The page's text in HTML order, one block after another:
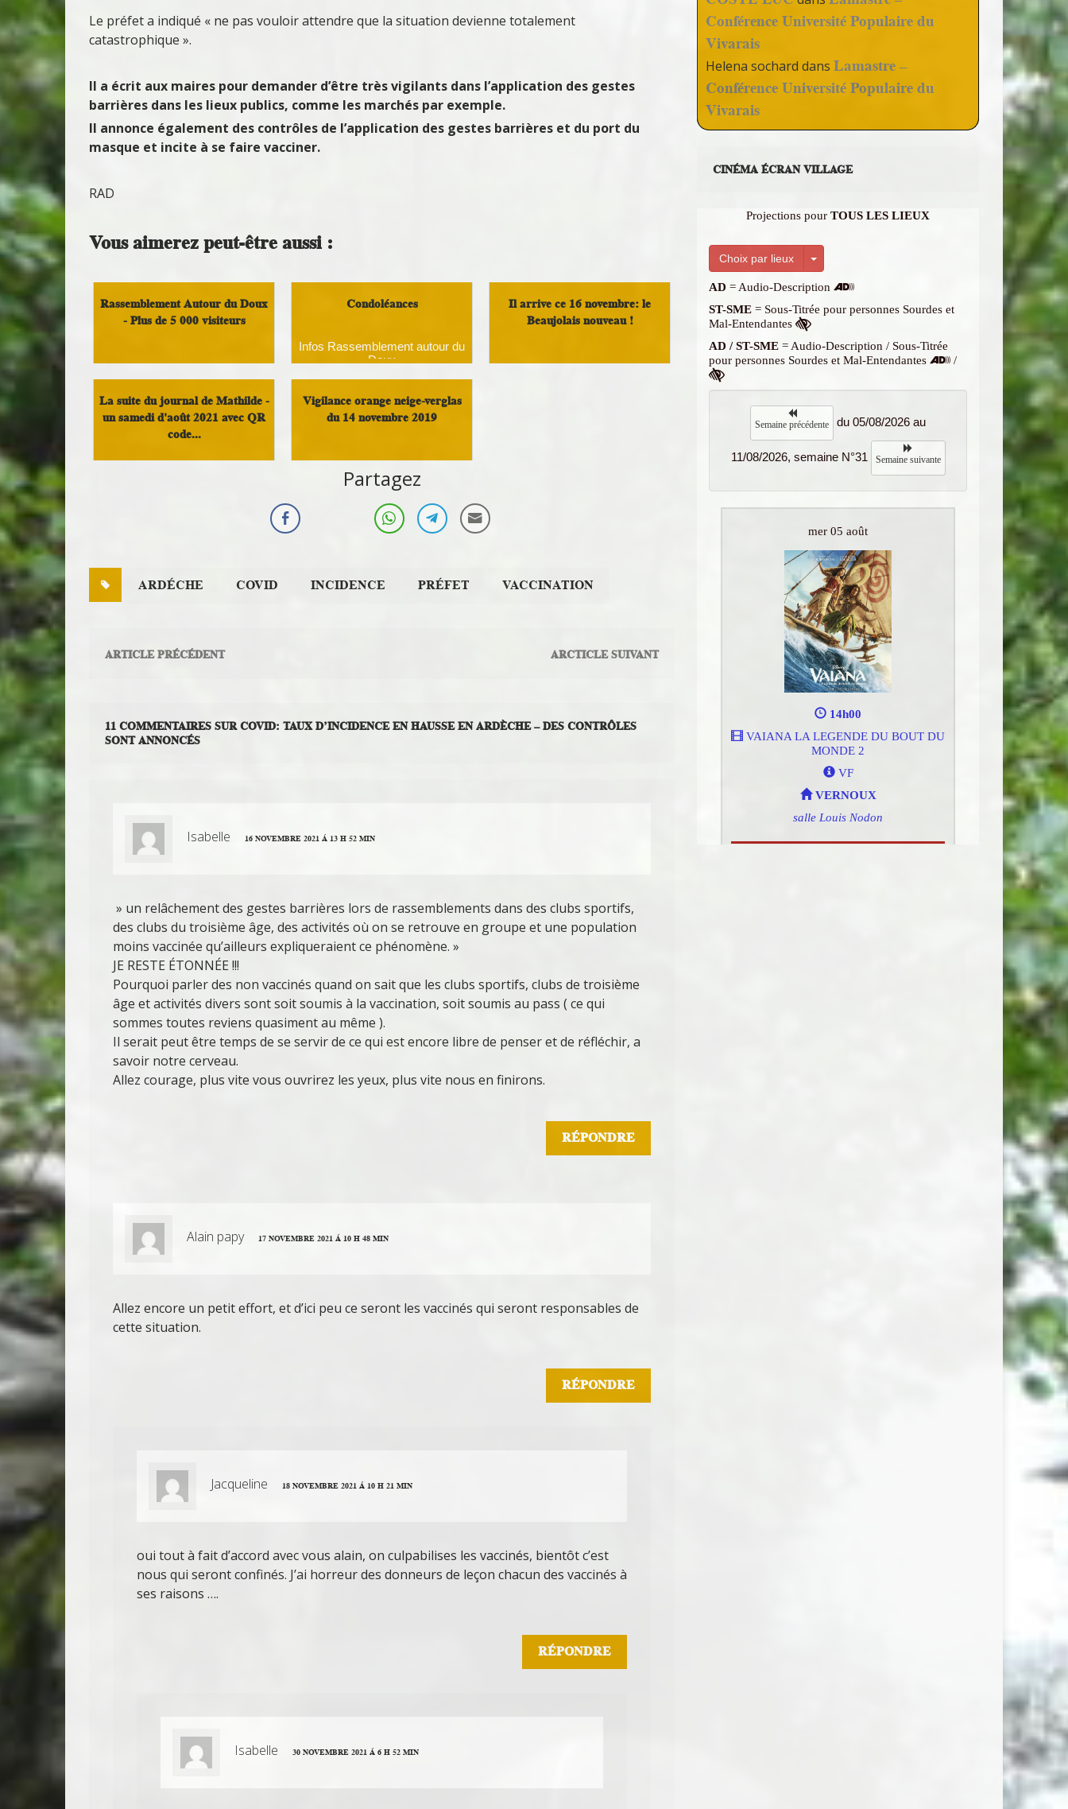
Le préfet a indiqué « ne pas vouloir attendre que la situation devienne totalement
catastrophique ».
Il a écrit aux maires pour demander d’être très vigilants dans l’application des gestes
barrières dans les lieux publics, comme les marchés par exemple.
Il annonce également des contrôles de l’application des gestes barrières et du port du
masque et incite à se faire vacciner.
RAD
Vous aimerez peut-être aussi :
Rassemblement Autour du Doux
- Plus de 5 000 visiteurs
Infos Rassemblement autour du
Doux
Condoléances
Infos Rassemblement autour du
Doux
Il arrive ce 16 novembre: le
Beaujolais nouveau !
Infos Rassemblement autour du
La suite du journal de Mathilde -
un samedi d'août 2021 avec QR
code...
Vigilance orange neige-verglas
du 14 novembre 2019
Infos Rassemblement autour du
Doux
Partagez
ARDÉCHE COVID INCIDENCE PRÉFET VACCINATION
ARTICLE PRÉCÉDENT ARCTICLE SUIVANT
11 COMMENTAIRES SUR COVID: TAUX D’INCIDENCE EN HAUSSE EN ARDÈCHE – DES CONTRÔLES
SONT ANNONCÉS
Isabelle 16 NOVEMBRE 2021 Á 13 H 52 MIN
» un relâchement des gestes barrières lors de rassemblements dans des clubs sportifs,
des clubs du troisième âge, des activités où on se retrouve en groupe et une population
moins vaccinée qu’ailleurs expliqueraient ce phénomène. »
JE RESTE ÉTONNÉE !!!
Pourquoi parler des non vaccinés quand on sait que les clubs sportifs, clubs de troisième
âge et activités divers sont soit soumis à la vaccination, soit soumis au pass ( ce qui
sommes toutes reviens quasiment au même ).
Il serait peut être temps de se servir de ce qui est encore libre de penser et de réfléchir, a
savoir notre cerveau.
Allez courage, plus vite vous ouvrirez les yeux, plus vite nous en finirons.
RÉPONDRE
Alain papy 17 NOVEMBRE 2021 Á 10 H 48 MIN
Allez encore un petit effort, et d’ici peu ce seront les vaccinés qui seront responsables de
cette situation.
RÉPONDRE
Jacqueline 18 NOVEMBRE 2021 Á 10 H 21 MIN
oui tout à fait d’accord avec vous alain, on culpabilises les vaccinés, bientôt c’est
nous qui seront confinés. J’ai horreur des donneurs de leçon chacun des vaccinés à
ses raisons ….
RÉPONDRE
Isabelle 30 NOVEMBRE 2021 Á 6 H 52 MIN
Conférence Université Populaire du
Vivarais
Helena sochard dansLamastre –
Conférence Université Populaire du
Vivarais
CINÉMA ÉCRAN VILLAGE